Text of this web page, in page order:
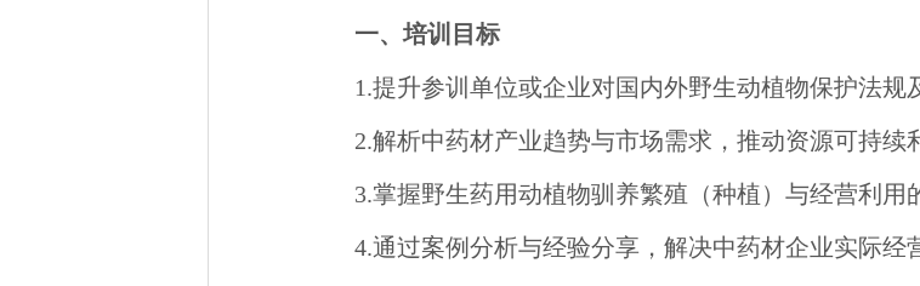
一、培训目标
1.提升参训单位或企业对国内外野生动植物保护法规
2.解析中药材产业趋势与市场需求，推动资源可持续
3.掌握野生药用动植物驯养繁殖（种植）与经营利用
4.通过案例分析与经验分享，解决中药材企业实际经